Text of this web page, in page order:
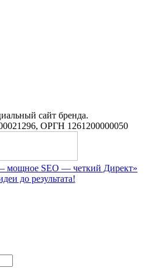
сайт бренда.
ОРГН 1261200000050
мощное SEO — четкий Директ»
до результата!